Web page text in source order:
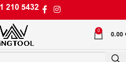
210 5432
0 0.00